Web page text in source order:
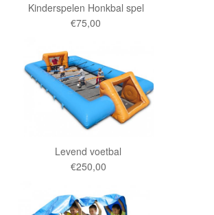
Kinderspelen Honkbal spel
€75,00
Levend voetbal
€250,00